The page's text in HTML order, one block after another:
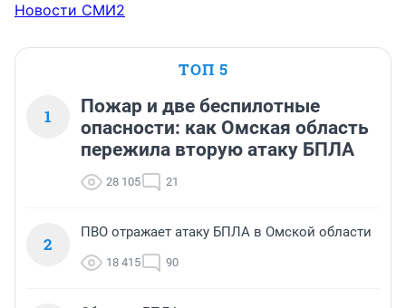
Новости СМИ2
ТОП 5
1
Пожар и две беспилотные
опасности: как Омская область
пережила вторую атаку БПЛА
28 105 21
2
ПВО отражает атаку БПЛА в Омской области
18 415 90